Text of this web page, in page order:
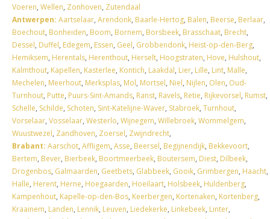
Voeren, Wellen, Zonhoven, Zutendaal
Antwerpen: Aartselaar, Arendonk, Baarle-Hertog, Balen, Beerse, Berlaar,
Boechout, Bonheiden, Boom, Bornem, Borsbeek, Brasschaat, Brecht,
Dessel, Duffel, Edegem, Essen, Geel, Grobbendonk, Heist-op-den-Berg,
Hemiksem, Herentals, Herenthout, Herselt, Hoogstraten, Hove, Hulshout,
Kalmthout, Kapellen, Kasterlee, Kontich, Laakdal, Lier, Lille, Lint, Malle,
Mechelen, Meerhout, Merksplas, Mol, Mortsel, Niel, Nijlen, Olen, Oud-
Turnhout, Putte, Puurs-Sint-Amands, Ranst, Ravels, Retie, Rijkevorsel, Rumst,
Schelle, Schilde, Schoten, Sint-Katelijne-Waver, Stabroek, Turnhout,
Vorselaar, Vosselaar, Westerlo, Wijnegem, Willebroek, Wommelgem,
Wuustwezel, Zandhoven, Zoersel, Zwijndrecht,
Brabant: Aarschot, Affligem, Asse, Beersel, Begijnendijk, Bekkevoort,
Bertem, Bever, Bierbeek, Boortmeerbeek, Boutersem, Diest, Dilbeek,
Drogenbos, Galmaarden, Geetbets, Glabbeek, Gooik, Grimbergen, Haacht,
Halle, Herent, Herne, Hoegaarden, Hoeilaart, Holsbeek, Huldenberg,
Kampenhout, Kapelle-op-den-Bos, Keerbergen, Kortenaken, Kortenberg,
Kraainem, Landen, Lennik, Leuven, Liedekerke, Linkebeek, Linter,